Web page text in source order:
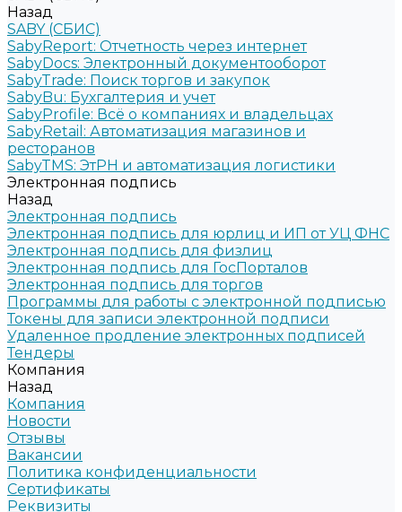
Назад
SABY (СБИС)
SabyReport: Отчетность через интернет
SabyDocs: Электронный документооборот
SabyTrade: Поиск торгов и закупок
SabyBu: Бухгалтерия и учет
SabyProfile: Всё о компаниях и владельцах
SabyRetail: Автоматизация магазинов и
ресторанов
SabyTMS: ЭтРН и автоматизация логистики
Электронная подпись
Назад
Электронная подпись
Электронная подпись для юрлиц и ИП от УЦ ФНС
Электронная подпись для физлиц
Электронная подпись для ГосПорталов
Электронная подпись для торгов
Программы для работы с электронной подписью
Токены для записи электронной подписи
Удаленное продление электронных подписей
Тендеры
Компания
Назад
Компания
Новости
Отзывы
Вакансии
Политика конфиденциальности
Сертификаты
Реквизиты